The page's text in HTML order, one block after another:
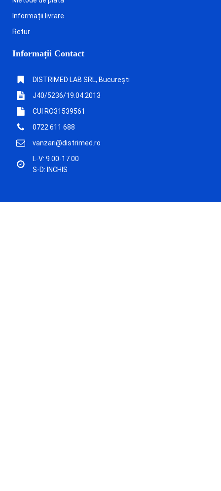
Informații livrare
Retur
Informații Contact
DISTRIMED LAB SRL, București
J40/5236/19.04.2013
CUI RO31539561
0722 611 688
vanzari@distrimed.ro
L-V: 9.00-17.00
S-D: INCHIS